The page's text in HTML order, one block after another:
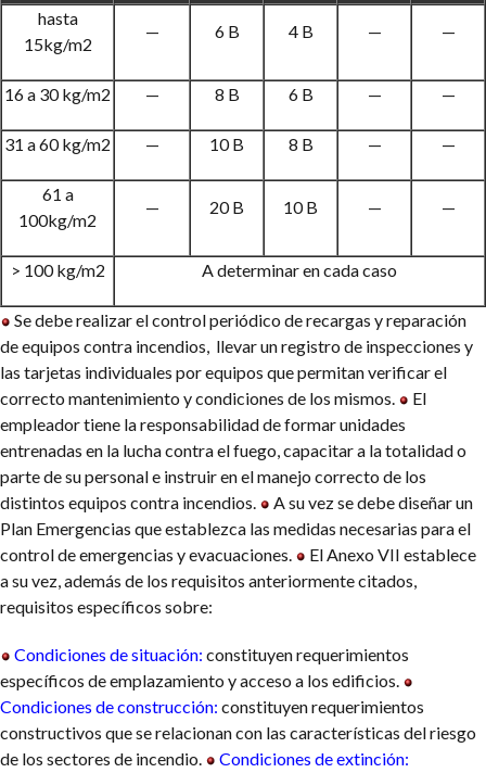
hasta
15kg/m2
— 6 B 4 B — —
16 a 30 kg/m2 — 8 B 6 B — —
31 a 60 kg/m2 — 10 B 8 B — —
61 a
100kg/m2
— 20 B 10 B — —
> 100 kg/m2 A determinar en cada caso
Se debe realizar el control periódico de recargas y reparación
de equipos contra incendios, llevar un registro de inspecciones y
las tarjetas individuales por equipos que permitan verificar el
correcto mantenimiento y condiciones de los mismos.
El
empleador tiene la responsabilidad de formar unidades
entrenadas en la lucha contra el fuego, capacitar a la totalidad o
parte de su personal e instruir en el manejo correcto de los
distintos equipos contra incendios.
A su vez se debe diseñar un
Plan Emergencias que establezca las medidas necesarias para el
control de emergencias y evacuaciones.
El Anexo VII establece
a su vez, además de los requisitos anteriormente citados,
requisitos específicos sobre:
Condiciones de situación: constituyen requerimientos
específicos de emplazamiento y acceso a los edificios.
Condiciones de construcción: constituyen requerimientos
constructivos que se relacionan con las características del riesgo
de los sectores de incendio.
Condiciones de extinción: